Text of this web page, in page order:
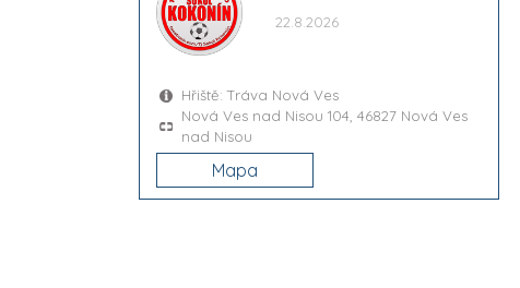
22.8.2026
Hřiště: Tráva Nová Ves
Nová Ves nad Nisou 104, 46827 Nová Ves
nad Nisou
Mapa